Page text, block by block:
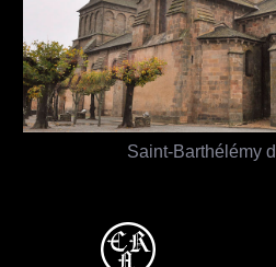
Saint-Barthélémy